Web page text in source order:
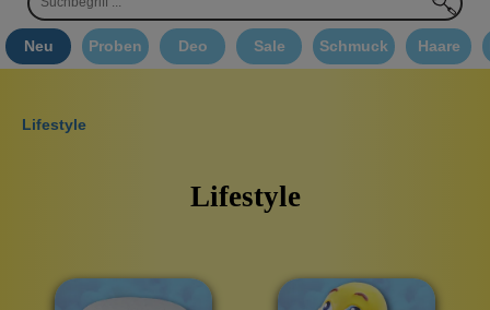
Neu Proben Deo Sale Schmuck Haare
Lifestyle
Lifestyle